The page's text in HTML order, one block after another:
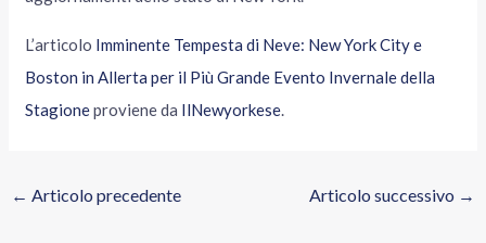
L’articolo Imminente Tempesta di Neve: New York City e
Boston in Allerta per il Più Grande Evento Invernale della
Stagioneproviene da IlNewyorkese.
← Articolo precedente Articolo successivo →